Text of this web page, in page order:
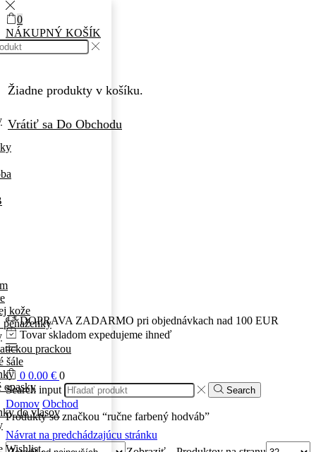
DOPRAVA ZADARMO pri objednávkach nad 100 EUR
Tovar skladom expedujeme ihneď
kože
prackou
šále
opasky
do vlasov
Wishlist.
0 0.00 € 0
0
NÁKUPNÝ KOŠÍK
Žiadne produkty v košíku.
Vrátiť sa Do Obchodu
Search input Search
Domov Obchod
Produkty so značkou “ručne farbený hodváb”
Návrat na predchádzajúcu stránku